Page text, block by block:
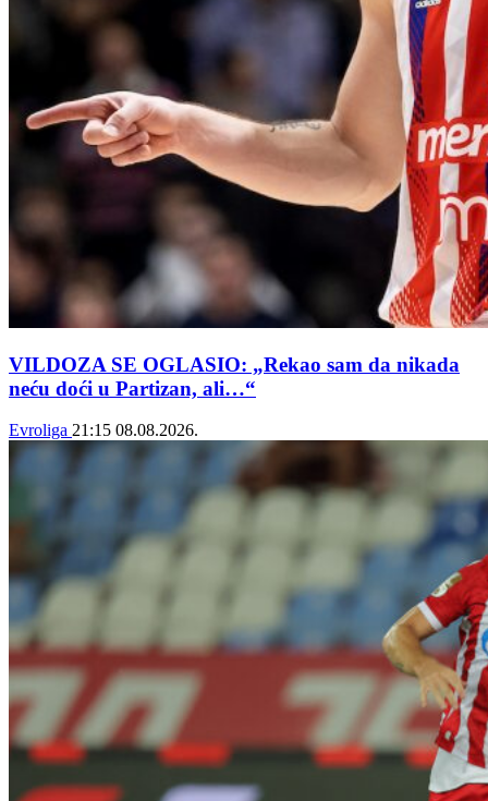
VILDOZA SE OGLASIO: „Rekao sam da nikada
neću doći u Partizan, ali…“
Evroliga 21:15 08.08.2026.